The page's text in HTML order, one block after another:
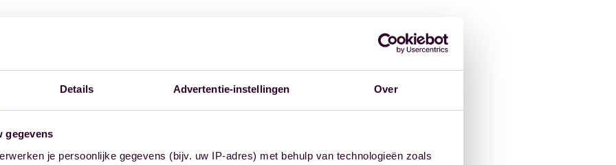
Details Advertentie-instellingen Over
gegevens
je persoonlijke gegevens (bijv. uw IP-adres) met behulp van technologieën zoals